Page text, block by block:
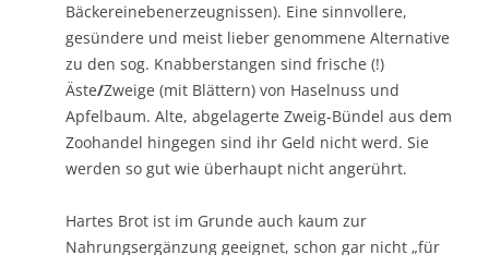
Bäckereinebenerzeugnissen). Eine sinnvollere,
gesündere und meist lieber genommene Alternative
zu den sog. Knabberstangen sind frische (!)
Äste/Zweige (mit Blättern) von Haselnuss und
Apfelbaum. Alte, abgelagerte Zweig-Bündel aus dem
Zoohandel hingegen sind ihr Geld nicht werd. Sie
werden so gut wie überhaupt nicht angerührt.
Hartes Brot ist im Grunde auch kaum zur
Nahrungsergänzung geeignet, schon gar nicht „für